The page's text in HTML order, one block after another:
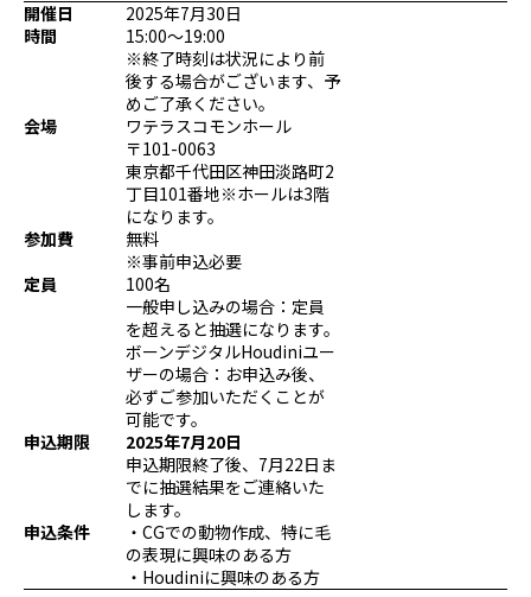
アート/イラスト
映像/映画/アニメ
プログラミング/ウェブ
ファッション/デザイン/他
チュートリアル
開催日
2025年7月30日
時間
15:00～19:00
※終了時刻は状況により前
後する場合がございます、予
めご了承ください。
会場
ワテラスコモンホール
〒101-0063
東京都千代田区神田淡路町2
丁目101番地※ホールは3階
になります。
参加費
無料
※事前申込必要
定員
100名
一般申し込みの場合：定員
を超えると抽選になります。
ボーンデジタルHoudiniユー
ザーの場合：お申込み後、
必ずご参加いただくことが
可能です。
申込期限
2025年7月20日
申込期限終了後、7月22日ま
でに抽選結果をご連絡いた
します。
申込条件
・CGでの動物作成、特に毛
の表現に興味のある方
・Houdiniに興味のある方